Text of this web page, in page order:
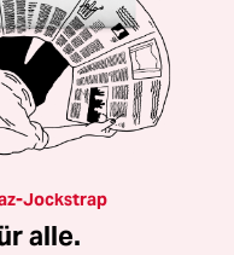
Jockstrap
alle.